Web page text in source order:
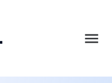
menu